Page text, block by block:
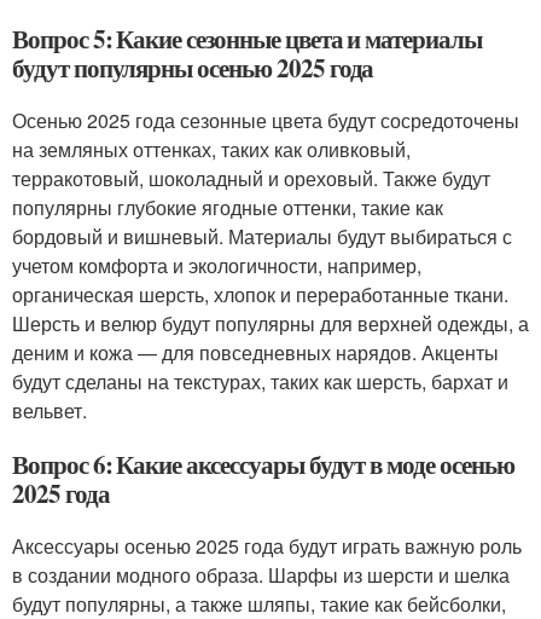
Вопрос 5: Какие сезонные цвета и материалы
будут популярны осенью 2025 года
Осенью 2025 года сезонные цвета будут сосредоточены
на земляных оттенках, таких как оливковый,
терракотовый, шоколадный и ореховый. Также будут
популярны глубокие ягодные оттенки, такие как
бордовый и вишневый. Материалы будут выбираться с
учетом комфорта и экологичности, например,
органическая шерсть, хлопок и переработанные ткани.
Шерсть и велюр будут популярны для верхней одежды, а
деним и кожа — для повседневных нарядов. Акценты
будут сделаны на текстурах, таких как шерсть, бархат и
вельвет.
Вопрос 6: Какие аксессуары будут в моде осенью
2025 года
Аксессуары осенью 2025 года будут играть важную роль
в создании модного образа. Шарфы из шерсти и шелка
будут популярны, а также шляпы, такие как бейсболки,